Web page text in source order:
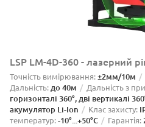
LSP LM-4D-360 - лазерний
Точність вимірювання:±2мм/10м
Дальність:до 40м Дальність з
горизонталі 360°, дві вертикалі
акумулятор Li-Ion Клас захисту:
температур:-10°...+50°С Гарантія: